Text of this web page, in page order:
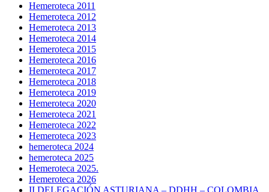
Hemeroteca 2011
Hemeroteca 2012
Hemeroteca 2013
Hemeroteca 2014
Hemeroteca 2015
Hemeroteca 2016
Hemeroteca 2017
Hemeroteca 2018
Hemeroteca 2019
Hemeroteca 2020
Hemeroteca 2021
Hemeroteca 2022
Hemeroteca 2023
hemeroteca 2024
hemeroteca 2025
Hemeroteca 2025.
Hemeroteca 2026
II DELEGACIÓN ASTURIANA – DDHH – COLOMBIA